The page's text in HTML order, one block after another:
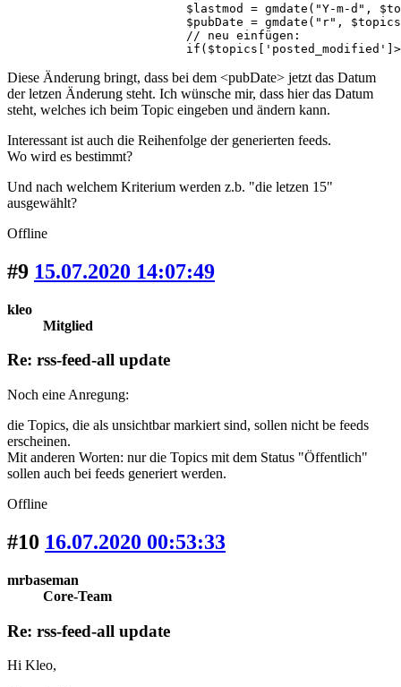
$lastmod = gmdate("Y-m-d",
$pubDate = gmdate("r",
                    // neu einfügen:
Diese Änderung bringt, dass bei dem <pubDate> jetzt das Datum
der letzen Änderung steht. Ich wünsche mir, dass hier das Datum
steht, welches ich beim Topic eingeben und ändern kann.
Interessant ist auch die Reihenfolge der generierten feeds.
Wo wird es bestimmt?
Und nach welchem Kriterium werden z.b. "die letzen 15"
ausgewählt?
Offline
#9 15.07.2020 14:07:49
kleo
Mitglied
Re: rss-feed-all update
Noch eine Anregung:
die Topics, die als unsichtbar markiert sind, sollen nicht be feeds
erscheinen.
Mit anderen Worten: nur die Topics mit dem Status "Öffentlich"
sollen auch bei feeds generiert werden.
Offline
#10 16.07.2020 00:53:33
mrbaseman
Core-Team
Re: rss-feed-all update
Hi Kleo,